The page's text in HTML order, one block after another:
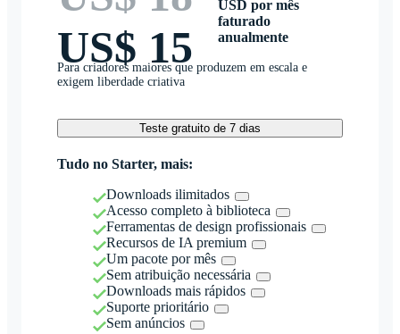
US$ 15
USD por mês
faturado
anualmente
Para criadores maiores que produzem em escala e
exigem liberdade criativa
Teste gratuito de 7 dias
Tudo no Starter, mais:
Downloads ilimitados
Acesso completo à biblioteca
Ferramentas de design profissionais
Recursos de IA premium
Um pacote por mês
Sem atribuição necessária
Downloads mais rápidos
Suporte prioritário
Sem anúncios